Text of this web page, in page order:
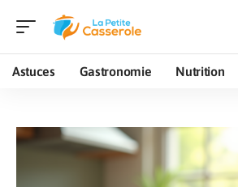
Astuces Gastronomie Nutrition